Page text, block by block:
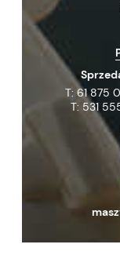
T:61 875
T: 531